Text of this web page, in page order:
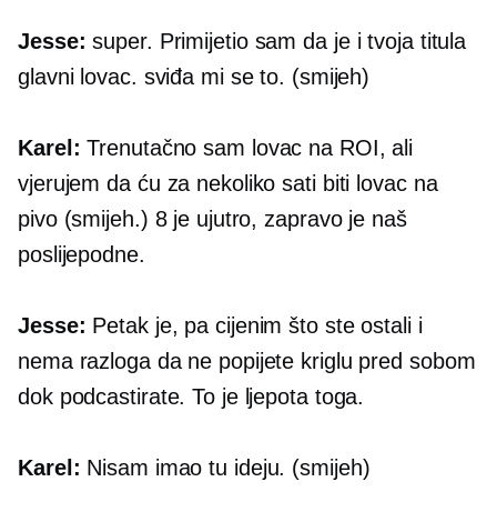
Jesse: super. Primijetio sam da je i tvoja titula
glavni lovac. sviđa mi se to. (smijeh)
Karel: Trenutačno sam lovac na ROI, ali
vjerujem da ću za nekoliko sati biti lovac na
pivo (smijeh.) 8 je ujutro, zapravo je naš
poslijepodne.
Jesse: Petak je, pa cijenim što ste ostali i
nema razloga da ne popijete kriglu pred sobom
dok podcastirate. To je ljepota toga.
Karel: Nisam imao tu ideju. (smijeh)